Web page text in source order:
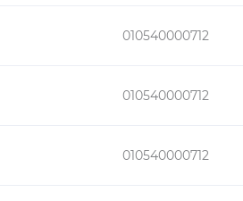
010540000712
010540000712
010540000712